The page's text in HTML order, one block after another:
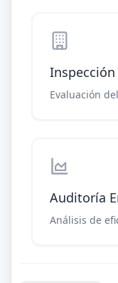
Inspección
Evaluación
Auditoría
Análisis de